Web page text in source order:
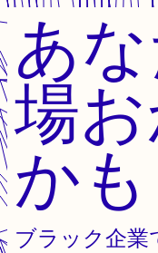
Skip
to
content
あ
場
か
ブラック企業